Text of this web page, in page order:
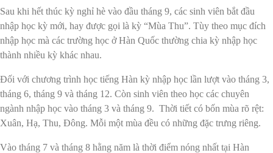
Sau khi hết thúc kỳ nghỉ hè vào đầu tháng 9, các sinh viên bắt đầu
nhập học kỳ mới, hay được gọi là kỳ “Mùa Thu”. Tùy theo mục đích
nhập học mà các trường học ở Hàn Quốc thường chia kỳ nhập học
thành nhiều kỳ khác nhau.
Đối với chương trình học tiếng Hàn kỳ nhập học lần lượt vào tháng 3,
tháng 6, tháng 9 và tháng 12. Còn sinh viên theo học các chuyên
ngành nhập học vào tháng 3 và tháng 9. Thời tiết có bốn mùa rõ rệt:
Xuân, Hạ, Thu, Đông. Mỗi một mùa đều có những đặc trưng riêng.
Vào tháng 7 và tháng 8 hằng năm là thời điểm nóng nhất tại Hàn